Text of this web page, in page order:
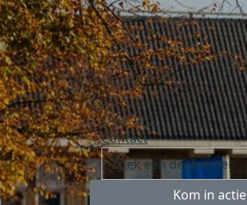
Over ons
Contact
Kom in actie